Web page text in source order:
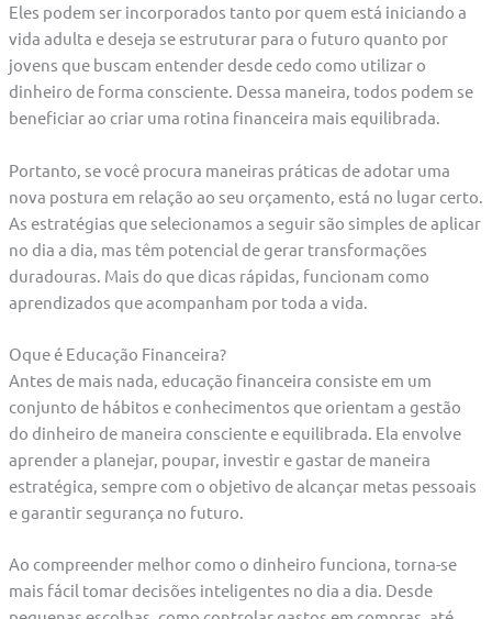
Eles podem ser incorporados tanto por quem está iniciando a
vida adulta e deseja se estruturar para o futuro quanto por
jovens que buscam entender desde cedo como utilizar o
dinheiro de forma consciente. Dessa maneira, todos podem se
beneficiar ao criar uma rotina financeira mais equilibrada.
Portanto, se você procura maneiras práticas de adotar uma
nova postura em relação ao seu orçamento, está no lugar certo.
As estratégias que selecionamos a seguir são simples de aplicar
no dia a dia, mas têm potencial de gerar transformações
duradouras. Mais do que dicas rápidas, funcionam como
aprendizados que acompanham por toda a vida.
Oque é Educação Financeira?
Antes de mais nada, educação financeira consiste em um
conjunto de hábitos e conhecimentos que orientam a gestão
do dinheiro de maneira consciente e equilibrada. Ela envolve
aprender a planejar, poupar, investir e gastar de maneira
estratégica, sempre com o objetivo de alcançar metas pessoais
e garantir segurança no futuro.
Ao compreender melhor como o dinheiro funciona, torna-se
mais fácil tomar decisões inteligentes no dia a dia. Desde